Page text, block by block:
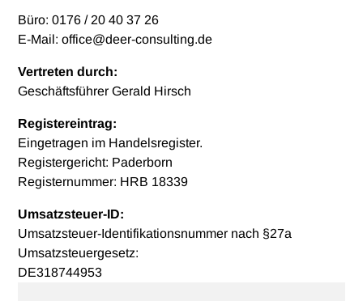
Büro: 0176 / 20 40 37 26
E-Mail: office@deer-consulting.de
Vertreten durch:
Geschäftsführer Gerald Hirsch
Registereintrag:
Eingetragen im Handelsregister.
Registergericht: Paderborn
Registernummer: HRB 18339
Umsatzsteuer-ID:
Umsatzsteuer-Identifikationsnummer nach §27a
Umsatzsteuergesetz:
DE318744953